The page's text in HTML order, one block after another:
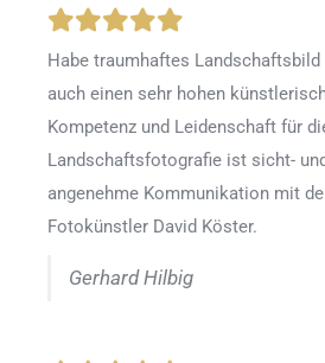
Habe traumhaftes Landschaftsbild
auch einen sehr hohen
Kompetenz und Leidenschaft für
Landschaftsfotografie ist sicht-
angenehme Kommunikation mit
Fotokünstler David Köster.
Gerhard Hilbig